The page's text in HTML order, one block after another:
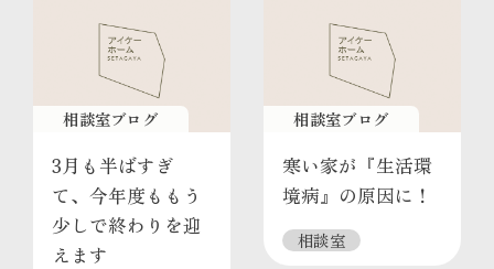
相談室ブログ
3月も半ばすぎ
て、今年度ももう
少しで終わりを迎
えます
相談室ブログ
寒い家が『生活環
境病』の原因に！
相談室